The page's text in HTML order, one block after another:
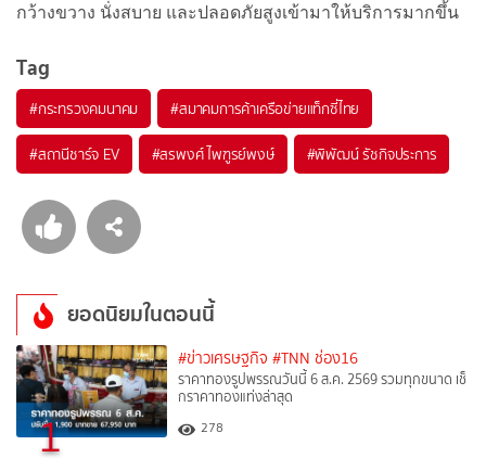
กว้างขวาง นั่งสบาย และปลอดภัยสูงเข้ามาให้บริการมากขึ้น
Tag
#กระทรวงคมนาคม #สมาคมการค้าเครือข่ายแท็กซี่ไทย
#สถานีชาร์จ EV #สรพงศ์ ไพฑูรย์พงษ์ #พิพัฒน์ รัชกิจประการ
ยอดนิยมในตอนนี้
1
#ข่าวเศรษฐกิจ #TNN ช่อง16
ราคาทองรูปพรรณวันนี้ 6 ส.ค. 2569 รวมทุกขนาด เช็
กราคาทองแท่งล่าสุด
278